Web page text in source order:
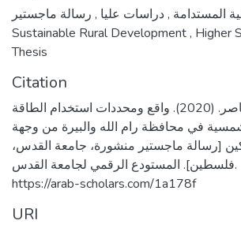
المستدامة ,دراسات عليا ,
Sustainable Rural Development, Higher
Thesis
Citation
عنابي، ياسمين ناصر. (2020). واقع ومحددات استخدام الطاقة
في محافظة رام الله والبيرة من وجهة
[رسالة ماجستير منشورة، جامعة القدس،
فلسطين]. المستودع الرقمي لجامعة القدس.
https://arab-scholars.com/1a178f
URI